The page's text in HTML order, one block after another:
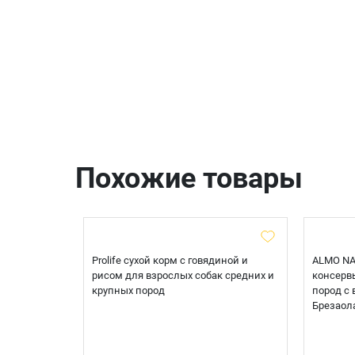
Похожие товары
Prolife сухой корм с говядиной и
рисом для взрослых собак средних и
крупных пород
ALMO
пород с